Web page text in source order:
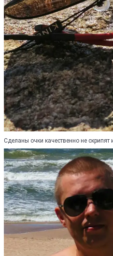
Сделаны очки качественно не скрипят